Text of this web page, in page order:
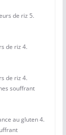
de riz 5.
de riz 4.
de riz 4.
souffrant
au gluten 4.